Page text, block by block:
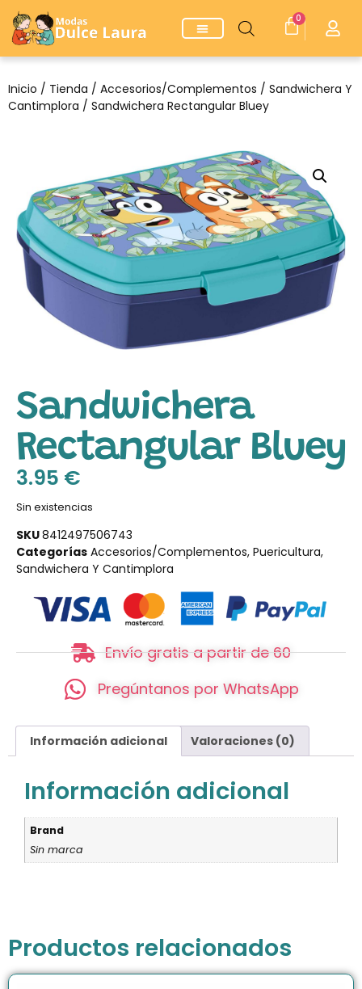
0
Inicio / Tienda / Accesorios/Complementos / Sandwichera Y
Cantimplora / Sandwichera Rectangular Bluey
Sandwichera
Rectangular Bluey
3.95 €
Sin existencias
SKU8412497506743
Categorías Accesorios/Complementos, Puericultura,
Sandwichera Y Cantimplora
Envío gratis a partir de 60
Pregúntanos por WhatsApp
Información adicional Valoraciones (0)
Información adicional
Brand
Sin marca
Productos relacionados